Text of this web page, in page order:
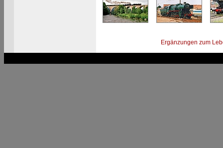
Ergänzungen zum